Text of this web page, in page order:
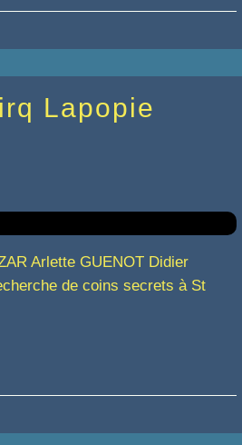
Lapopie
Arlette GUENOT Didier
de coins secrets à St